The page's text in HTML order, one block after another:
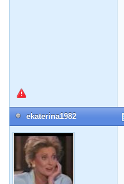
ekaterina1982